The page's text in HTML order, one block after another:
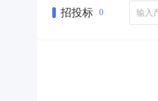
招投标 0